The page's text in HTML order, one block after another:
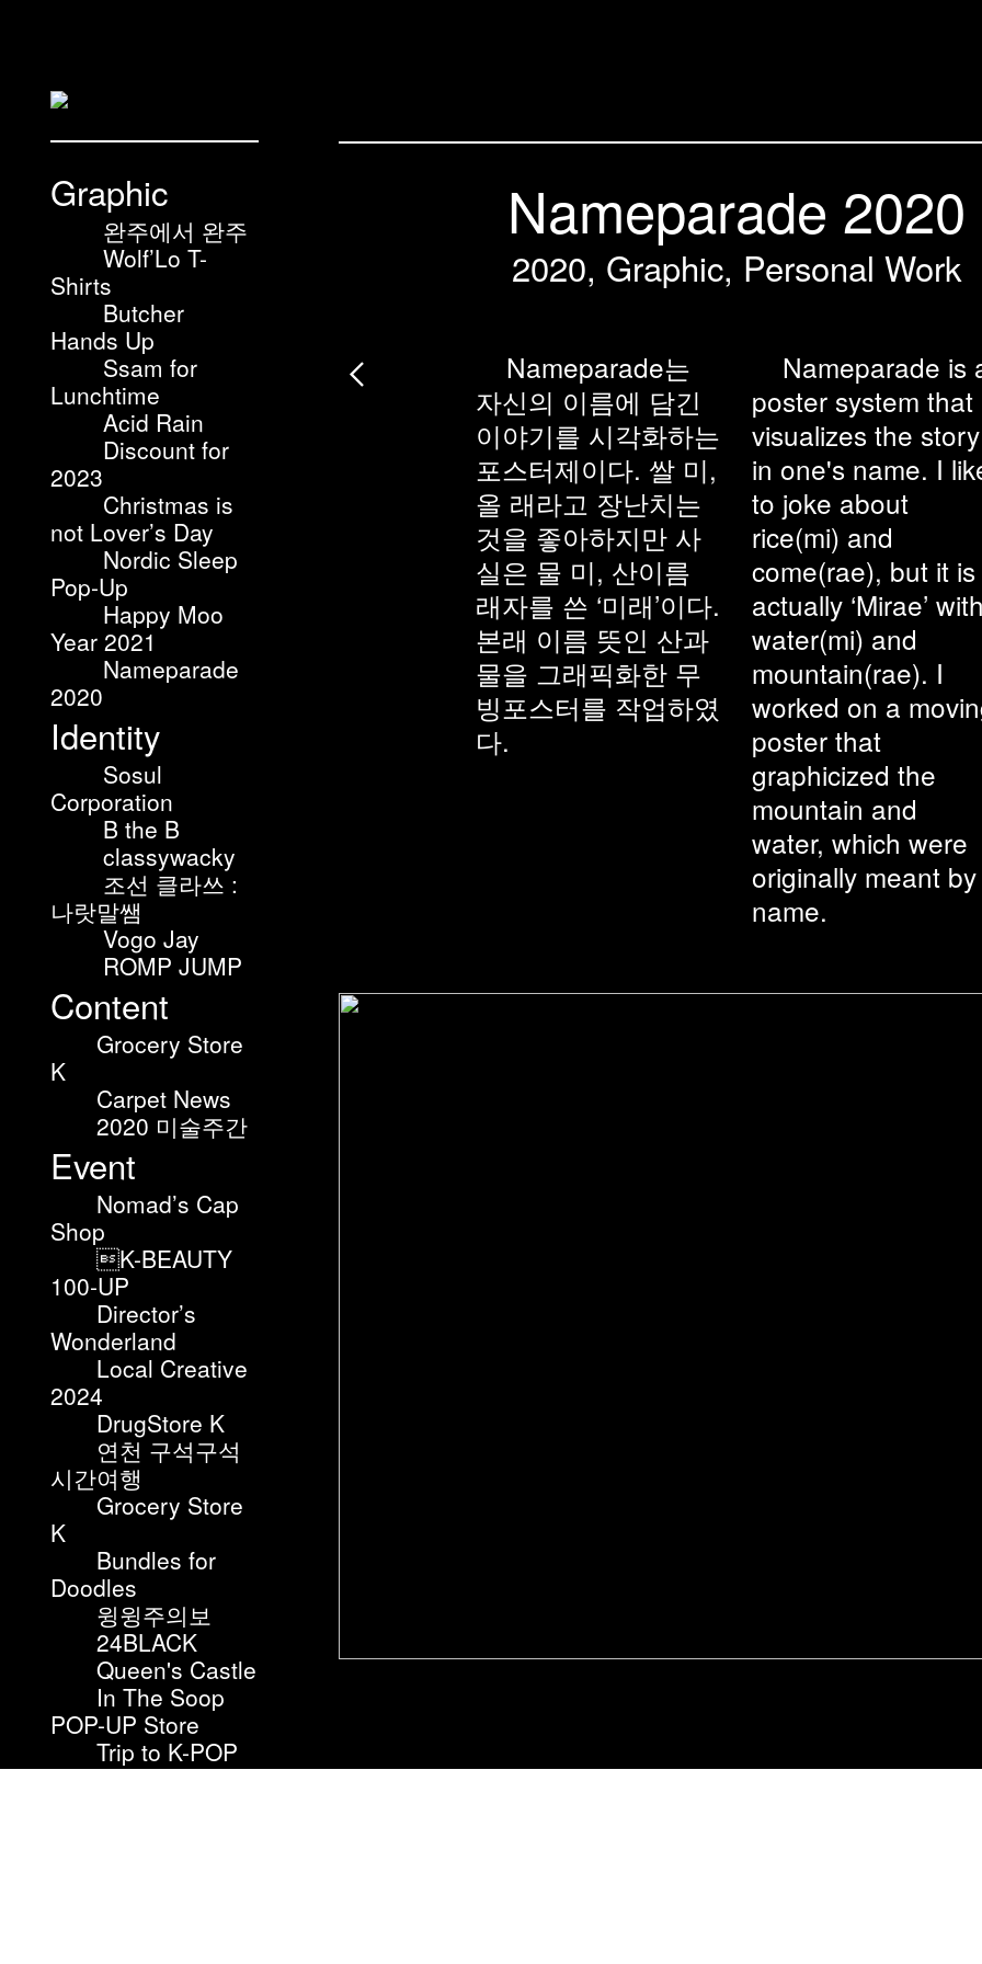
Graphic
완주에서 완주
Wolf’Lo T-
Shirts
Butcher
Hands Up
Ssam for
Lunchtime
Acid Rain
Discount for
2023
Christmas is
not Lover’s Day
Nordic Sleep
Pop-Up
Happy Moo
Year 2021
Nameparade
2020
Identity
Sosul
Corporation
B the B
classywacky
조선 클라쓰 :
나랏말쌤
Vogo Jay
ROMP JUMP
Content
Grocery Store
K
Carpet News
2020 미술주간
Event
Nomad’s Cap
Shop
K-BEAUTY
100-UP
Director’s
Wonderland
Local Creative
2024
DrugStore K
연천 구석구석
시간여행
Grocery Store
K
Bundles for
Doodles
윙윙주의보
24BLACK
Queen's Castle
In The Soop
POP-UP Store
Trip to K-POP
Nameparade 2020
2020, Graphic, Personal Work
︎
Nameparade는
자신의 이름에 담긴
이야기를 시각화하는
포스터제이다. 쌀 미,
올 래라고 장난치는
것을 좋아하지만 사
실은 물 미, 산이름
래자를 쓴 ‘미래’이다.
본래 이름 뜻인 산과
물을 그래픽화한 무
빙포스터를 작업하였
다.
Nameparade is
poster system that
visualizes the story
in one's name. I
to joke about
rice(mi) and
come(rae), but it is
actually ‘Mirae’
water(mi) and
mountain(rae). I
worked on a
poster that
graphicized the
mountain and
water, which were
originally meant by
name.